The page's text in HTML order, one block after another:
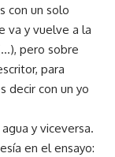
con un solo
va y vuelve a la
pero sobre
para
decir con un yo
y viceversa.
en el ensayo: